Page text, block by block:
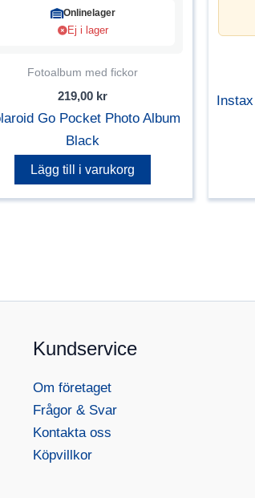
Onlinelager
Ej i lager
Fotoalbum med fickor
219,00 kr
Go Pocket Photo Album
Black
Lägg till i varukorg
Kundservice
Om företaget
Frågor & Svar
Kontakta oss
Köpvillkor